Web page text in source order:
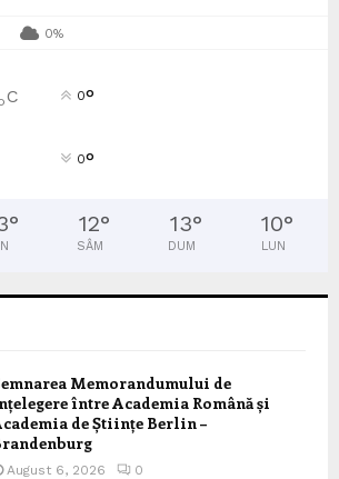
0%
C 0°
0°
° 12°
SÂM
13°
DUM
10°
LUN
Memorandumului de
între Academia Română și
de Științe Berlin –
August 6, 2026 0